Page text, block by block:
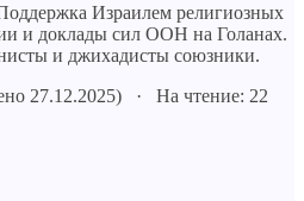
Израилем религиозных
и доклады сил ООН на Голанах.
и джихадисты союзники.
27.12.2025) · На чтение: 22